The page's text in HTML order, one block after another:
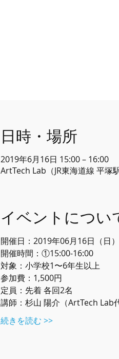
日時・場所
2019年6月16日 15:00 – 16:00
ArtTech Lab（JR東海道線 平塚
イベントについ
開催日：2019年06月16日（日）
開催時間：①15:00-16:00
対象：小学校1〜6年生以上
参加費：1,500円
定員：先着 各回2名
講師：杉山 陽介（ArtTech Lab
続きを読む >>